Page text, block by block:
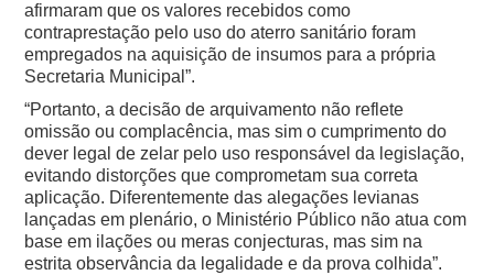
afirmaram que os valores recebidos como
contraprestação pelo uso do aterro sanitário foram
empregados na aquisição de insumos para a própria
Secretaria Municipal”.
“Portanto, a decisão de arquivamento não reflete
omissão ou complacência, mas sim o cumprimento do
dever legal de zelar pelo uso responsável da legislação,
evitando distorções que comprometam sua correta
aplicação. Diferentemente das alegações levianas
lançadas em plenário, o Ministério Público não atua com
base em ilações ou meras conjecturas, mas sim na
estrita observância da legalidade e da prova colhida”.